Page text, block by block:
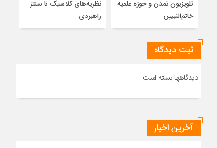
تلویزیون تمدن و حوزه علمیه
خاتم‌النبیین
نظریه‌های کلاسیک تا سنتز
راهبردی
ثبت دیدگاه
دیدگاهها بسته است.
آخرین اخبار